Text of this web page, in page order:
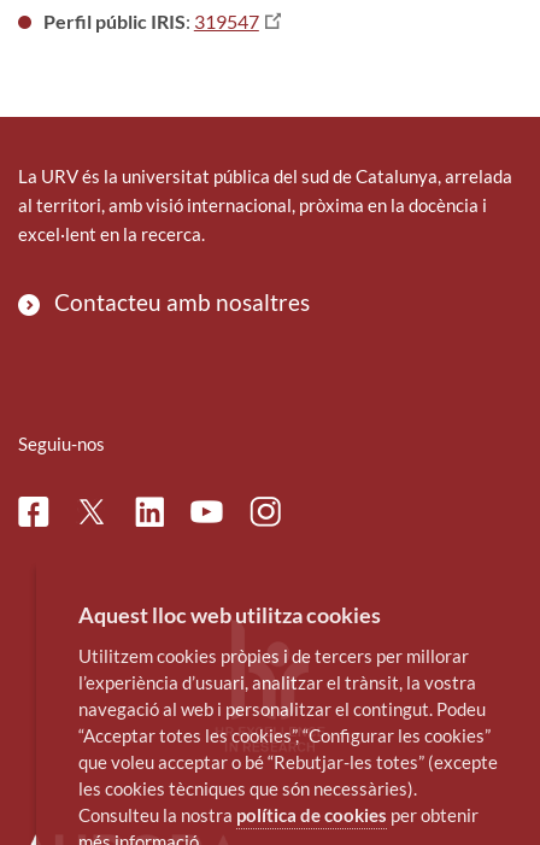
Perfil públic IRIS: 319547
La URV és la universitat pública del sud de Catalunya, arrelada
al territori, amb visió internacional, pròxima en la docència i
excel·lent en la recerca.
Contacteu amb nosaltres
Seguiu-nos
FacebookTwitterLinkedinYoutubeInstagram
Aquest lloc web utilitza cookies
Utilitzem cookies pròpies i de tercers per millorar
l’experiència d’usuari, analitzar el trànsit, la vostra
navegació al web i personalitzar el contingut. Podeu
“Acceptar totes les cookies”, “Configurar les cookies”
que voleu acceptar o bé “Rebutjar-les totes” (excepte
les cookies tècniques que són necessàries).
Consulteu la nostra política de cookies per obtenir